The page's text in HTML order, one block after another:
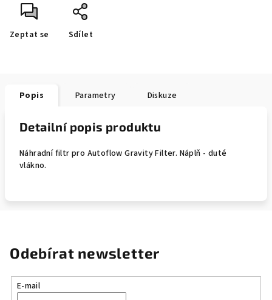
Zeptat se Sdílet
Popis Parametry Diskuze
Detailní popis produktu
Náhradní filtr pro Autoflow Gravity Filter. Náplň - duté
vlákno.
Odebírat newsletter
E-mail